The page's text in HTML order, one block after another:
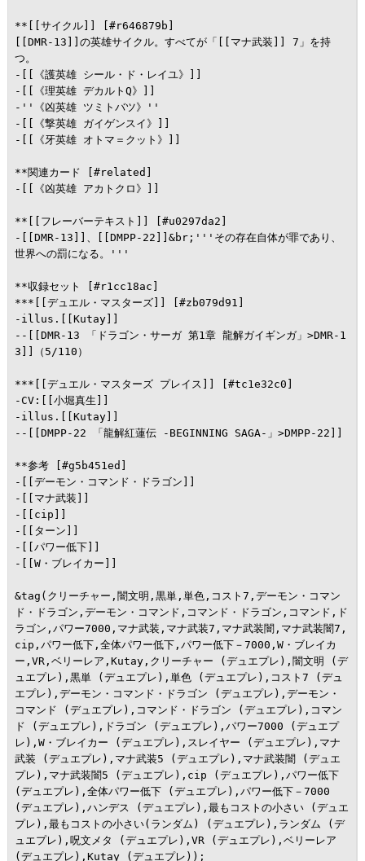
**[[サイクル]] [#r646879b]
[[DMR-13]]の英雄サイクル。すべてが「[[マナ武装]] 7」を持
つ。
-[[《護英雄 シール・ド・レイユ》]]
-[[《理英雄 デカルトQ》]]
-''《凶英雄 ツミトバツ》''
-[[《撃英雄 ガイゲンスイ》]]
-[[《牙英雄 オトマ＝クット》]]
**関連カード [#related]
-[[《凶英雄 アカトクロ》]]
**[[フレーバーテキスト]] [#u0297da2]
-[[DMR-13]]、[[DMPP-22]]&br;'''その存在自体が罪であり、
世界への罰になる。'''
**収録セット [#r1cc18ac]
***[[デュエル・マスターズ]] [#zb079d91]
-illus.[[Kutay]]
--[[DMR-13 「ドラゴン・サーガ 第1章 龍解ガイギンガ」>DMR-1
3]]（5/110）
***[[デュエル・マスターズ プレイス]] [#tc1e32c0]
-CV:[[小堀真生]]
-illus.[[Kutay]]
--[[DMPP-22 「龍解紅蓮伝 -BEGINNING SAGA-」>DMPP-22]]
**参考 [#g5b451ed]
-[[デーモン・コマンド・ドラゴン]]
-[[マナ武装]]
-[[cip]]
-[[ターン]]
-[[パワー低下]]
-[[W・ブレイカー]]
&tag(クリーチャー,闇文明,黒単,単色,コスト7,デーモン・コマン
ド・ドラゴン,デーモン・コマンド,コマンド・ドラゴン,コマンド,ド
ラゴン,パワー7000,マナ武装,マナ武装7,マナ武装闇,マナ武装闇7,
cip,パワー低下,全体パワー低下,パワー低下－7000,W・ブレイカ
ー,VR,ベリーレア,Kutay,クリーチャー (デュエプレ),闇文明 (デ
ュエプレ),黒単 (デュエプレ),単色 (デュエプレ),コスト7 (デュ
エプレ),デーモン・コマンド・ドラゴン (デュエプレ),デーモン・
コマンド (デュエプレ),コマンド・ドラゴン (デュエプレ),コマン
ド (デュエプレ),ドラゴン (デュエプレ),パワー7000 (デュエプ
レ),W・ブレイカー (デュエプレ),スレイヤー (デュエプレ),マナ
武装 (デュエプレ),マナ武装5 (デュエプレ),マナ武装闇 (デュエ
プレ),マナ武装闇5 (デュエプレ),cip (デュエプレ),パワー低下
(デュエプレ),全体パワー低下 (デュエプレ),パワー低下－7000
(デュエプレ),ハンデス (デュエプレ),最もコストの小さい (デュエ
プレ),最もコストの小さい(ランダム) (デュエプレ),ランダム (デ
ュエプレ),呪文メタ (デュエプレ),VR (デュエプレ),ベリーレア